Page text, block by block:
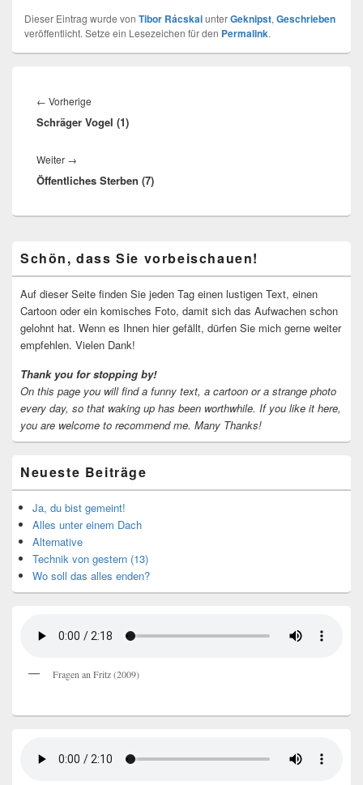
Dieser Eintrag wurde von Tibor RácskaiunterGeknipst, Geschrieben
veröffentlicht. Setze ein Lesezeichen für den Permalink.
← Vorherige
Beitrag:
Schräger Vogel (1)
Weiter →
Beitrag:
Öffentliches Sterben (7)
Seitenleisten-
Widgetbereich
Schön, dass Sie vorbeischauen!
Auf dieser Seite finden Sie jeden Tag einen lustigen Text, einen
Cartoon oder ein komisches Foto, damit sich das Aufwachen schon
gelohnt hat. Wenn es Ihnen hier gefällt, dürfen Sie mich gerne weiter
empfehlen. Vielen Dank!
Thank you for stopping by!
On this page you will find a funny text, a cartoon or a strange photo
every day, so that waking up has been worthwhile. If you like it here,
you are welcome to recommend me. Many Thanks!
Neueste Beiträge
Ja, du bist gemeint!
Alles unter einem Dach
Alternative
Technik von gestern (13)
Wo soll das alles enden?
Fragen an Fritz (2009)